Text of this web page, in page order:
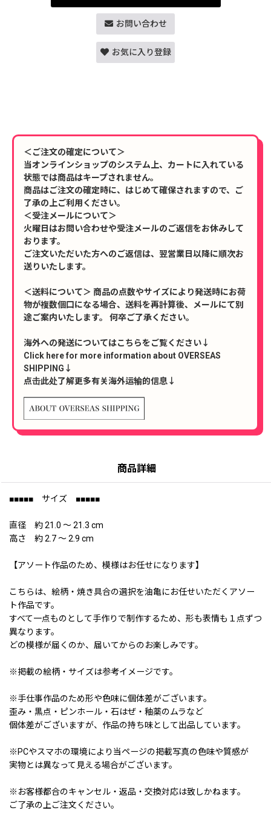
お問い合わせ
お気に入り登録
＜ご注文の確定について＞
当オンラインショップのシステム上、カートに入れている
状態では商品はキープされません。
商品はご注文の確定時に、はじめて確保されますので、ご
了承の上ご利用ください。
＜受注メールについて＞
火曜日はお問い合わせや受注メールのご返信をお休みして
おります。
ご注文いただいた方へのご返信は、翌営業日以降に順次お
送りいたします。
＜送料について＞ 商品の点数やサイズにより発送時にお荷
物が複数個口になる場合、送料を再計算後、メールにて別
途ご案内いたします。 何卒ご了承ください。
海外への発送についてはこちらをご覧ください↓
Click here for more information about OVERSEAS
SHIPPING↓
点击此处了解更多有关海外运输的信息↓
商品詳細
■■■■■ サイズ ■■■■■
直径 約 21.0 〜 21.3 cm
高さ 約 2.7 〜 2.9 cm
【アソート作品のため、模様はお任せになります】
こちらは、絵柄・焼き具合の選択を油亀にお任せいただくアソー
ト作品です。
すべて一点ものとして手作りで制作するため、形も表情も１点ずつ
異なります。
どの模様が届くのか、届いてからのお楽しみです。
※掲載の絵柄・サイズは参考イメージです。
※手仕事作品のため形や色味に個体差がございます。
歪み・黒点・ピンホール・石はぜ・釉薬のムラなど
個体差がございますが、作品の持ち味として出品しています。
※PCやスマホの環境により当ページの掲載写真の色味や質感が
実物とは異なって見える場合がございます。
※お客様都合のキャンセル・返品・交換対応は致しかねます。
ご了承の上ご注文ください。